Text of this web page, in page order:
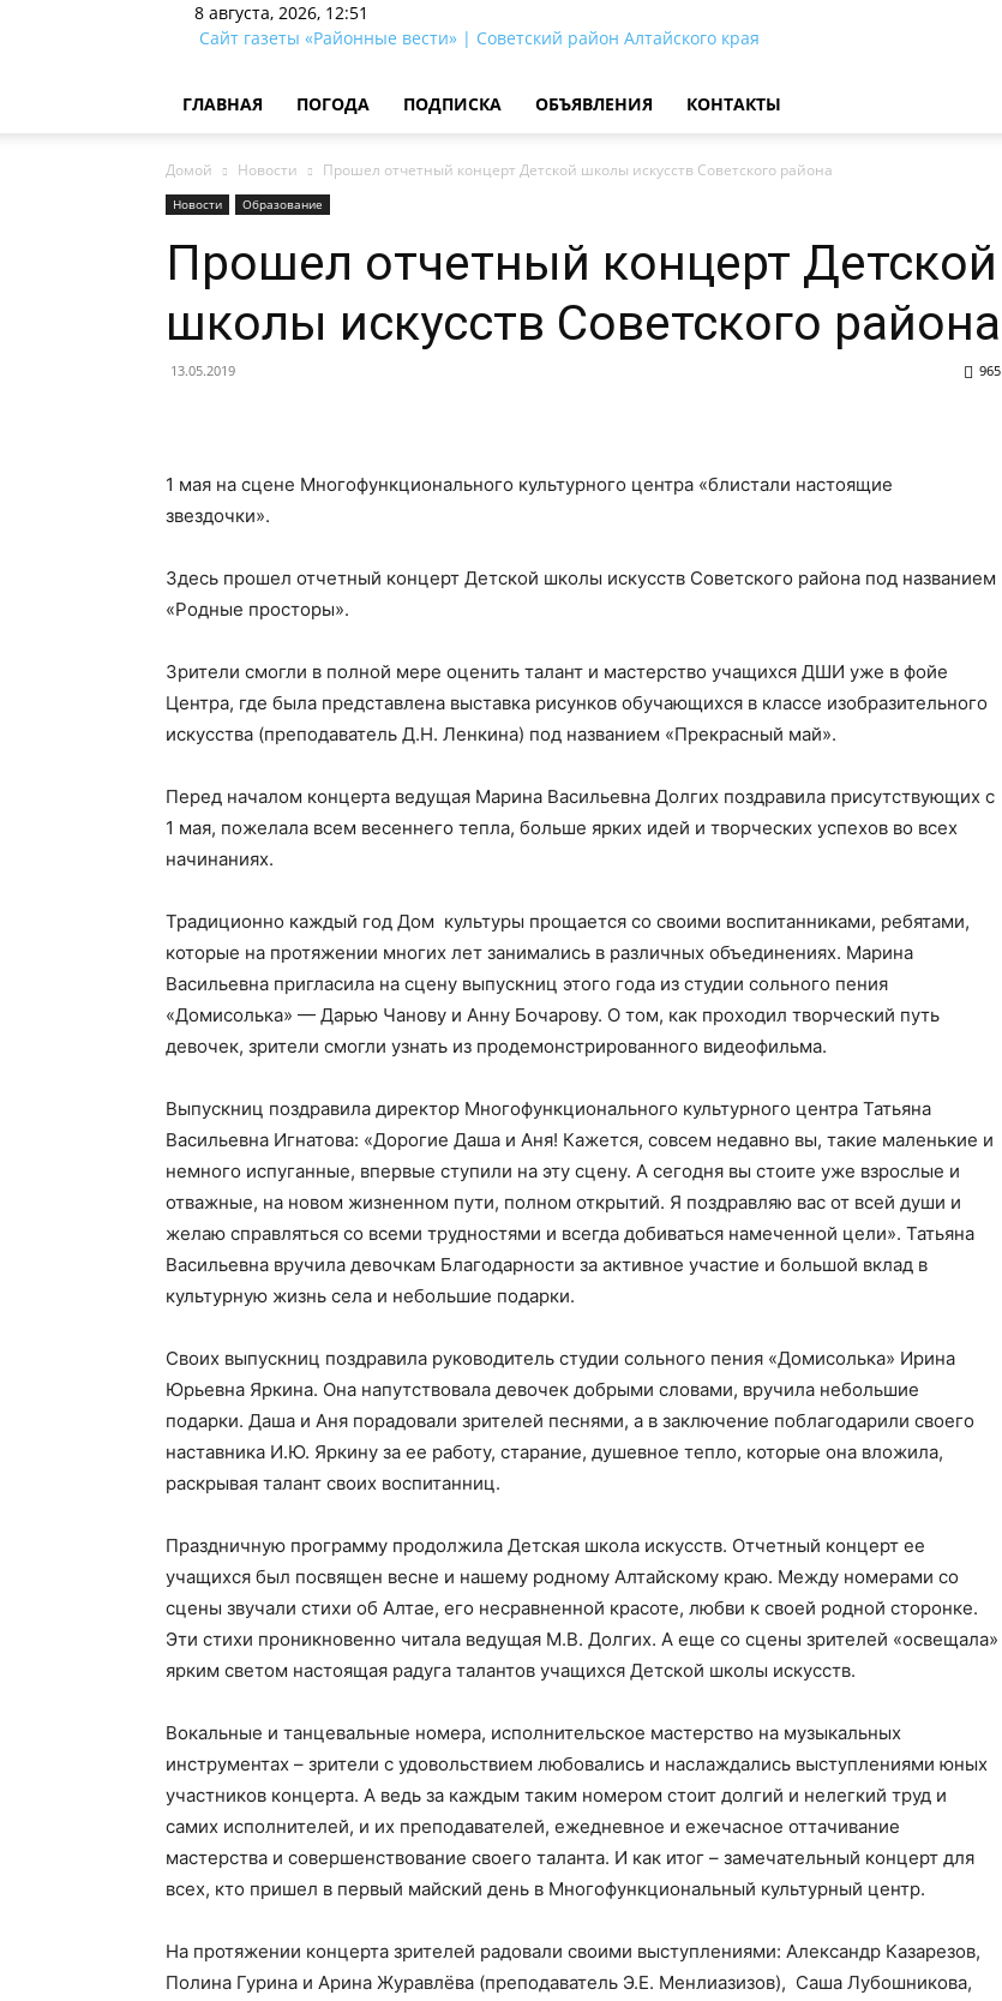
8 августа, 2026, 12:51
Сайт газеты «Районные вести» | Советский район Алтайского края
ГЛАВНАЯ ПОГОДА ПОДПИСКА ОБЪЯВЛЕНИЯ КОНТАКТЫ
Домой Новости Прошел отчетный концерт Детской школы искусств Советского района
Новости Образование
Прошел отчетный концерт Детской
школы искусств Советского района
13.05.2019 965
1 мая на сцене Многофункционального культурного центра «блистали настоящие
звездочки».
Здесь прошел отчетный концерт Детской школы искусств Советского района под названием
«Родные просторы».
Зрители смогли в полной мере оценить талант и мастерство учащихся ДШИ уже в фойе
Центра, где была представлена выставка рисунков обучающихся в классе изобразительного
искусства (преподаватель Д.Н. Ленкина) под названием «Прекрасный май».
Перед началом концерта ведущая Марина Васильевна Долгих поздравила присутствующих с
1 мая, пожелала всем весеннего тепла, больше ярких идей и творческих успехов во всех
начинаниях.
Традиционно каждый год Дом культуры прощается со своими воспитанниками, ребятами,
которые на протяжении многих лет занимались в различных объединениях. Марина
Васильевна пригласила на сцену выпускниц этого года из студии сольного пения
«Домисолька» — Дарью Чанову и Анну Бочарову. О том, как проходил творческий путь
девочек, зрители смогли узнать из продемонстрированного видеофильма.
Выпускниц поздравила директор Многофункционального культурного центра Татьяна
Васильевна Игнатова: «Дорогие Даша и Аня! Кажется, совсем недавно вы, такие маленькие и
немного испуганные, впервые ступили на эту сцену. А сегодня вы стоите уже взрослые и
отважные, на новом жизненном пути, полном открытий. Я поздравляю вас от всей души и
желаю справляться со всеми трудностями и всегда добиваться намеченной цели». Татьяна
Васильевна вручила девочкам Благодарности за активное участие и большой вклад в
культурную жизнь села и небольшие подарки.
Своих выпускниц поздравила руководитель студии сольного пения «Домисолька» Ирина
Юрьевна Яркина. Она напутствовала девочек добрыми словами, вручила небольшие
подарки. Даша и Аня порадовали зрителей песнями, а в заключение поблагодарили своего
наставника И.Ю. Яркину за ее работу, старание, душевное тепло, которые она вложила,
раскрывая талант своих воспитанниц.
Праздничную программу продолжила Детская школа искусств. Отчетный концерт ее
учащихся был посвящен весне и нашему родному Алтайскому краю. Между номерами со
сцены звучали стихи об Алтае, его несравненной красоте, любви к своей родной сторонке.
Эти стихи проникновенно читала ведущая М.В. Долгих. А еще со сцены зрителей «освещала»
ярким светом настоящая радуга талантов учащихся Детской школы искусств.
Вокальные и танцевальные номера, исполнительское мастерство на музыкальных
инструментах – зрители с удовольствием любовались и наслаждались выступлениями юных
участников концерта. А ведь за каждым таким номером стоит долгий и нелегкий труд и
самих исполнителей, и их преподавателей, ежедневное и ежечасное оттачивание
мастерства и совершенствование своего таланта. И как итог – замечательный концерт для
всех, кто пришел в первый майский день в Многофункциональный культурный центр.
На протяжении концерта зрителей радовали своими выступлениями: Александр Казарезов,
Полина Гурина и Арина Журавлёва (преподаватель Э.Е. Менлиазизов), Саша Лубошникова,